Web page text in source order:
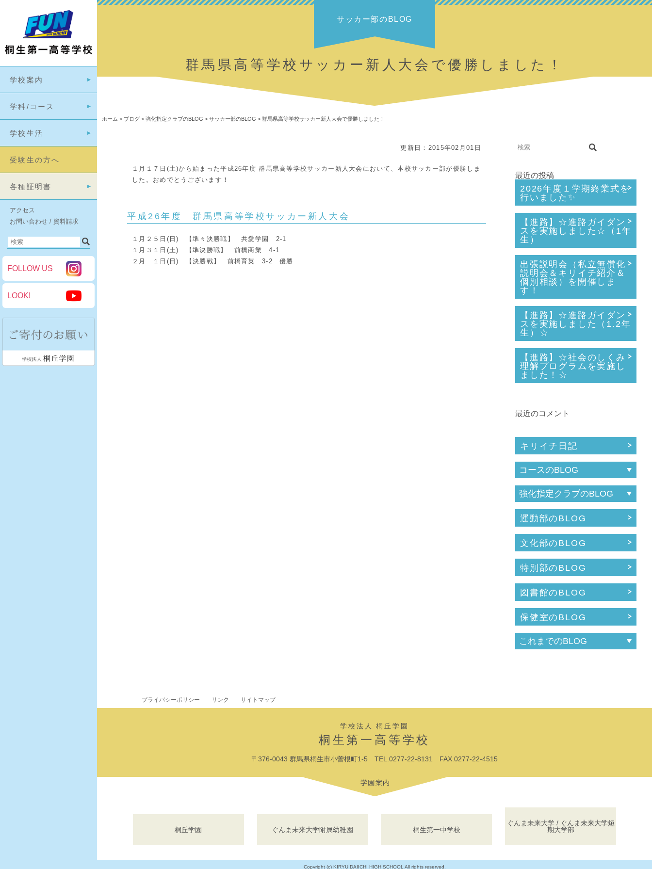
学校案内
学科/コース
学校生活
受験生の方へ
各種証明書
アクセス
お問い合わせ / 資料請求
FOLLOW US
LOOK!
サッカー部のBLOG
群馬県高等学校サッカー新人大会で優勝しました！
ホーム > ブログ > 強化指定クラブのBLOG > サッカー部のBLOG > 群馬県高等学校サッカー新人大会で優勝しました！
更新日：2015年02月01日
１月１７日(土)から始まった平成26年度 群馬県高等学校サッカー新人大会において、本校サッカー部が優勝しま
した。おめでとうございます！
平成26年度 群馬県高等学校サッカー新人大会
１月２５日(日) 【準々決勝戦】 共愛学園 2-1
１月３１日(土) 【準決勝戦】 前橋商業 4-1
２月 １日(日) 【決勝戦】 前橋育英 3-2 優勝
最近の投稿
2026年度１学期終業式を
行いました✨
【進路】☆進路ガイダン
スを実施しました☆（1年
生）
出張説明会（私立無償化
説明会＆キリイチ紹介＆
個別相談）を開催しま
す！
【進路】☆進路ガイダン
スを実施しました（1.2年
生）☆
【進路】☆社会のしくみ
理解プログラムを実施し
ました！☆
最近のコメント
キリイチ日記
運動部のBLOG
文化部のBLOG
特別部のBLOG
図書館のBLOG
保健室のBLOG
プライバシーポリシー リンク サイトマップ
学校法人 桐丘学園
桐生第一高等学校
〒376-0043 群馬県桐生市小曽根町1-5 TEL.0277-22-8131 FAX.0277-22-4515
桐丘学園 ぐんま未来大学附属幼稚園 桐生第一中学校
ぐんま未来大学 / ぐんま未来大学短
期大学部
Copyright (c) KIRYU DAIICHI HIGH SCHOOL All rights reserved.